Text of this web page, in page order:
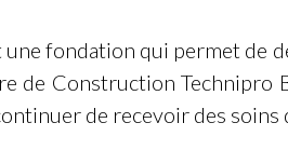
fondation qui permet de
Construction Technipro
de recevoir des soins